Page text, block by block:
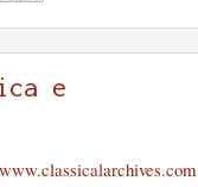
e